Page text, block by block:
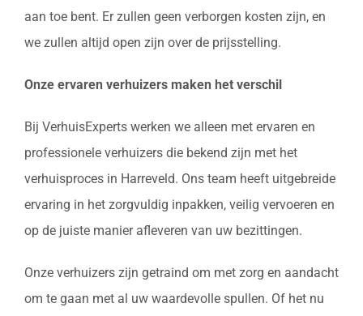
aan toe bent. Er zullen geen verborgen kosten zijn, en
we zullen altijd open zijn over de prijsstelling.
Onze ervaren verhuizers maken het verschil
Bij VerhuisExperts werken we alleen met ervaren en
professionele verhuizers die bekend zijn met het
verhuisproces in Harreveld. Ons team heeft uitgebreide
ervaring in het zorgvuldig inpakken, veilig vervoeren en
op de juiste manier afleveren van uw bezittingen.
Onze verhuizers zijn getraind om met zorg en aandacht
om te gaan met al uw waardevolle spullen. Of het nu